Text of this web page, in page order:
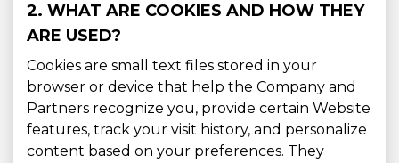
2. WHAT ARE COOKIES AND HOW THEY
ARE USED?
Cookies are small text files stored in your
browser or device that help the Company and
Partners recognize you, provide certain Website
features, track your visit history, and personalize
content based on your preferences. They